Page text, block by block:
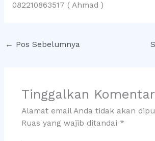
082210863517 ( Ahmad )
← Pos Sebelumnya
Tinggalkan Komentar
Alamat email Anda tidak akan
Ruas yang wajib ditandai *